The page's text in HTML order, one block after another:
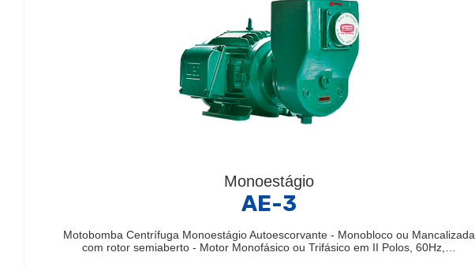
Monoestágio
AE-3
Motobomba Centrífuga Monoestágio Autoescorvante - Monobloco ou Mancalizada
com rotor semiaberto - Motor Monofásico ou Trifásico em II Polos, 60Hz,…